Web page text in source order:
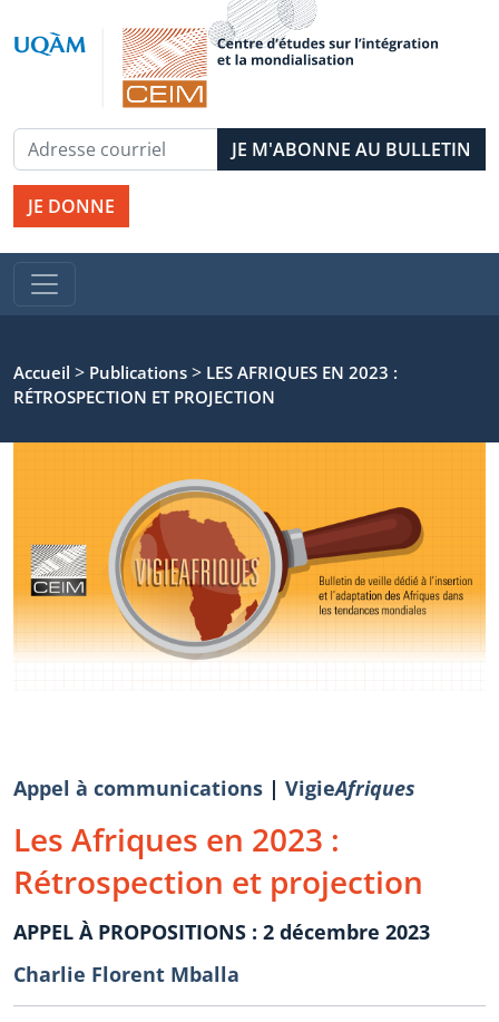
JE DONNE
Accueil > Publications > LES AFRIQUES EN 2023 :
RÉTROSPECTION ET PROJECTION
Appel à communications | VigieAfriques
Les Afriques en 2023 :
Rétrospection et projection
APPEL À PROPOSITIONS : 2 décembre 2023
Charlie Florent Mballa